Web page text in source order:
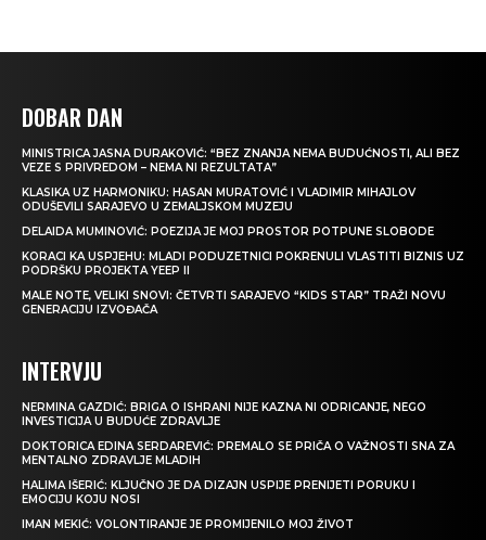
DOBAR DAN
MINISTRICA JASNA DURAKOVIĆ: “BEZ ZNANJA NEMA BUDUĆNOSTI, ALI BEZ
VEZE S PRIVREDOM – NEMA NI REZULTATA”
KLASIKA UZ HARMONIKU: HASAN MURATOVIĆ I VLADIMIR MIHAJLOV
ODUŠEVILI SARAJEVO U ZEMALJSKOM MUZEJU
DELAIDA MUMINOVIĆ: POEZIJA JE MOJ PROSTOR POTPUNE SLOBODE
KORACI KA USPJEHU: MLADI PODUZETNICI POKRENULI VLASTITI BIZNIS UZ
PODRŠKU PROJEKTA YEEP II
MALE NOTE, VELIKI SNOVI: ČETVRTI SARAJEVO “KIDS STAR” TRAŽI NOVU
GENERACIJU IZVOĐAČA
INTERVJU
NERMINA GAZDIĆ: BRIGA O ISHRANI NIJE KAZNA NI ODRICANJE, NEGO
INVESTICIJA U BUDUĆE ZDRAVLJE
DOKTORICA EDINA SERDAREVIĆ: PREMALO SE PRIČA O VAŽNOSTI SNA ZA
MENTALNO ZDRAVLJE MLADIH
HALIMA IŠERIĆ: KLJUČNO JE DA DIZAJN USPIJE PRENIJETI PORUKU I
EMOCIJU KOJU NOSI
IMAN MEKIĆ: VOLONTIRANJE JE PROMIJENILO MOJ ŽIVOT